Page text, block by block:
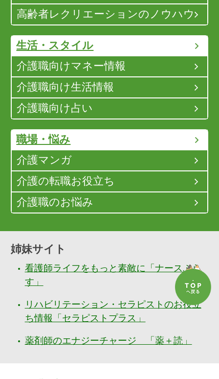
高齢者レクリエーションのノウハウ
生活・スタイル
介護職向けマネー情報
介護職向け生活情報
介護職向け占い
職場・悩み
介護マンガ
介護の転職お役立ち
介護職のお悩み
姉妹サイト
看護師ライフをもっと素敵に「ナースぷら
す」
リハビリテーション・セラピストのお役立
ち情報「セラピストプラス」
薬剤師のエナジーチャージ 「薬＋読」